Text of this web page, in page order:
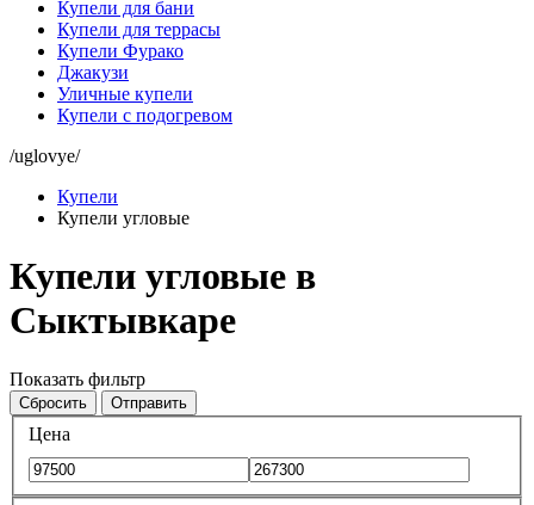
Купели для бани
Купели для террасы
Купели Фурако
Джакузи
Уличные купели
Купели с подогревом
/uglovye/
Купели
Купели угловые
Купели угловые в
Сыктывкаре
Показать фильтр
Сбросить Отправить
Цена